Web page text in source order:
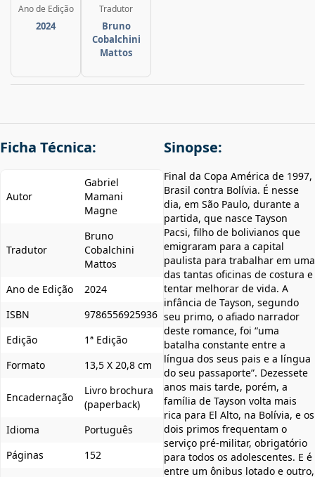
Ano de Edição
2024
Tradutor
Bruno
Cobalchini
Mattos
Ficha Técnica:
Autor
Gabriel
Mamani
Magne
Tradutor
Bruno
Cobalchini
Mattos
Ano de Edição
2024
ISBN
9786556925936
Edição
1ª Edição
Formato
13,5 X 20,8 cm
Encadernação
Livro brochura
(paperback)
Idioma
Português
Páginas
152
Sinopse:
Final da Copa América de 1997,
Brasil contra Bolívia. É nesse
dia, em São Paulo, durante a
partida, que nasce Tayson
Pacsi, filho de bolivianos que
emigraram para a capital
paulista para trabalhar em uma
das tantas oficinas de costura e
tentar melhorar de vida. A
infância de Tayson, segundo
seu primo, o afiado narrador
deste romance, foi “uma
batalha constante entre a
língua dos seus pais e a língua
do seu passaporte”. Dezessete
anos mais tarde, porém, a
família de Tayson volta mais
rica para El Alto, na Bolívia, e os
dois primos frequentam o
serviço pré-militar, obrigatório
para todos os adolescentes. E é
entre um ônibus lotado e outro,